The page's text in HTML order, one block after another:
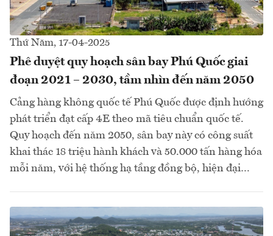
Thứ Năm, 17-04-2025
Phê duyệt quy hoạch sân bay Phú Quốc giai
đoạn 2021 – 2030, tầm nhìn đến năm 2050
Cảng hàng không quốc tế Phú Quốc được định hướng
phát triển đạt cấp 4E theo mã tiêu chuẩn quốc tế.
Quy hoạch đến năm 2050, sân bay này có công suất
khai thác 18 triệu hành khách và 50.000 tấn hàng hóa
mỗi năm, với hệ thống hạ tầng đồng bộ, hiện đại…